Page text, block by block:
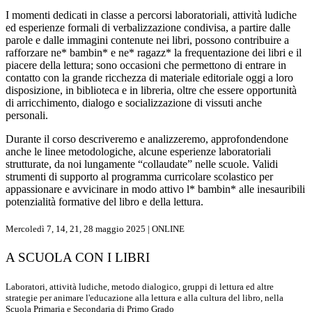
I momenti dedicati in classe a percorsi laboratoriali, attività ludiche
ed esperienze formali di verbalizzazione condivisa, a partire dalle
parole e dalle immagini contenute nei libri, possono contribuire a
rafforzare ne* bambin* e ne* ragazz* la frequentazione dei libri e il
piacere della lettura; sono occasioni che permettono di entrare in
contatto con la grande ricchezza di materiale editoriale oggi a loro
disposizione, in biblioteca e in libreria, oltre che essere opportunità
di arricchimento, dialogo e socializzazione di vissuti anche
personali.
Durante il corso descriveremo e analizzeremo, approfondendone
anche le linee metodologiche, alcune esperienze laboratoriali
strutturate, da noi lungamente “collaudate” nelle scuole. Validi
strumenti di supporto al programma curricolare scolastico per
appassionare e avvicinare in modo attivo l* bambin* alle inesauribili
potenzialità formative del libro e della lettura.
Mercoledì 7, 14, 21, 28 maggio 2025 | ONLINE
A SCUOLA CON I LIBRI
Laboratori, attività ludiche, metodo dialogico, gruppi di lettura ed altre
strategie per animare l'educazione alla lettura e alla cultura del libro, nella
Scuola Primaria e Secondaria di Primo Grado